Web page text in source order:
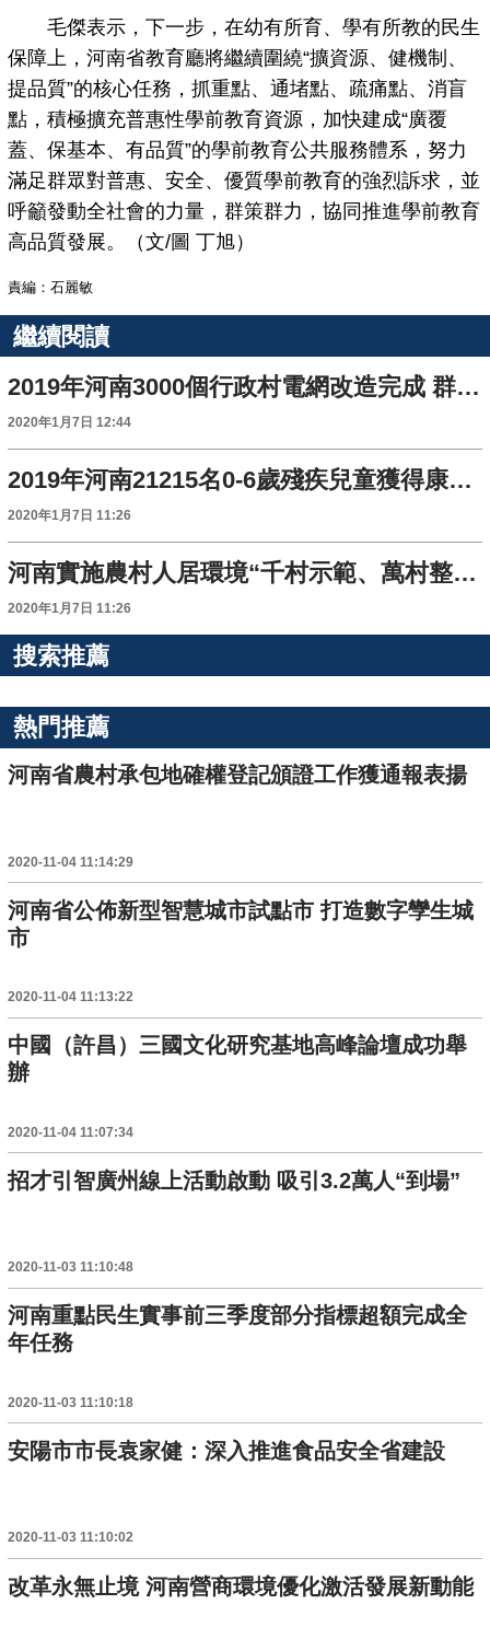
毛傑表示，下一步，在幼有所育、學有所教的民生
保障上，河南省教育廳將繼續圍繞“擴資源、健機制、
提品質”的核心任務，抓重點、通堵點、疏痛點、消盲
點，積極擴充普惠性學前教育資源，加快建成“廣覆
蓋、保基本、有品質”的學前教育公共服務體系，努力
滿足群眾對普惠、安全、優質學前教育的強烈訴求，並
呼籲發動全社會的力量，群策群力，協同推進學前教育
高品質發展。（文/圖 丁旭）
責編：石麗敏
繼續閱讀
2019年河南3000個行政村電網改造完成 群眾邁向小康“電量十足”
2020年1月7日 12:44
2019年河南21215名0-6歲殘疾兒童獲得康復救助服務
2020年1月7日 11:26
河南實施農村人居環境“千村示範、萬村整治”工程
2020年1月7日 11:26
搜索推薦
熱門推薦
河南省農村承包地確權登記頒證工作獲通報表揚
2020-11-04 11:14:29
河南省公佈新型智慧城市試點市 打造數字孿生城
市
2020-11-04 11:13:22
中國（許昌）三國文化研究基地高峰論壇成功舉
辦
2020-11-04 11:07:34
招才引智廣州線上活動啟動 吸引3.2萬人“到場”
2020-11-03 11:10:48
河南重點民生實事前三季度部分指標超額完成全
年任務
2020-11-03 11:10:18
安陽市市長袁家健：深入推進食品安全省建設
2020-11-03 11:10:02
改革永無止境 河南營商環境優化激活發展新動能